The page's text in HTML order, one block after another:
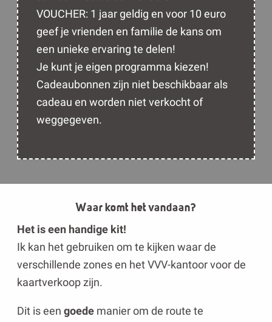
VOUCHER: 1 jaar geldig en voor 10 euro
geef je vrienden en familie de kans om
een unieke ervaring te delen!
Je kunt je eigen programma kiezen!
Cadeaubonnen zijn niet beschikbaar als
cadeau en worden niet verkocht of
weggegeven.
Waar komt het vandaan?
Het is een handige kit!
Ik kan het gebruiken om te kijken waar de
verschillende zones en het VVV-kantoor voor de
kaartverkoop zijn.
Dit is een goedemanier om de route te